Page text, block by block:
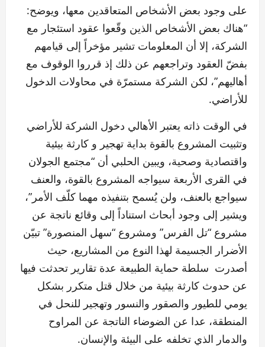
على وجود بعض الأشخاص المتعاقدين معها، ويوضح:
“هناك بعض الأشخاص الذين وقّعوا عقود استئجار مع
الشركة، إلا أن المعلومات تشير مؤخراً إلى قيامهم
بفضّ العقود وتراجعهم عن ذلك إذ قرروا الوقوف مع
أهاليهم”، لكن الشركة مستمرّة في محاولات الدخول
للأراضي.
في الوقت ذاته يعتبر الأهالي دخول الشركة للأراضي
وتثبيت المشروع بالقوة بداية تهجير و كارثة بيئية
واقتصادية وصحية، ويبين الحلبي أن “مجتمع الجولان
في القرى الأربعة سيواجه المشروع بالقوة، والعنف
سيواجع بالعنف، ولن يُسمح بتنفيذه مهما كلّف الأمر”،
ويشير إلى وجود أبحاث استناداً إلى وقائع ناتجة عن
مشروع “تل الفرس” ومشروع “سهل المنصورة” تبيّن
الأضرار الجسيمة لهذا النوع من المشاريع، حيث
أصدرت سلطة حماية الطبيعة عدة تقارير تحدثت فيها
عن حدوث كارثة بيئية من خلال قتل متكرر بشكل
يومي للطيور والصقور والنسور وتهجير للنحل في
المنطقة، عدا عن الضوضاء الناتجة عن المراوح
والدمار الذي تخلفه على البيئة والإنسان.